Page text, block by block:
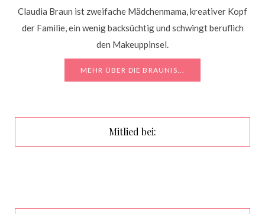
Claudia Braun ist zweifache Mädchenmama, kreativer Kopf
der Familie, ein wenig backsüchtig und schwingt beruflich
den Makeuppinsel.
MEHR ÜBER DIE BRAUNIS...
Mitlied bei: